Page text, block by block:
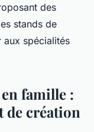
des
stands de
spécialités
famille :
de création